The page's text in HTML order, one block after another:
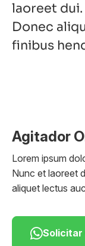
laoreet
Donec
finibus
Agitador
Lorem ipsum
Nunc et laoreet
aliquet lectus
Solicitar